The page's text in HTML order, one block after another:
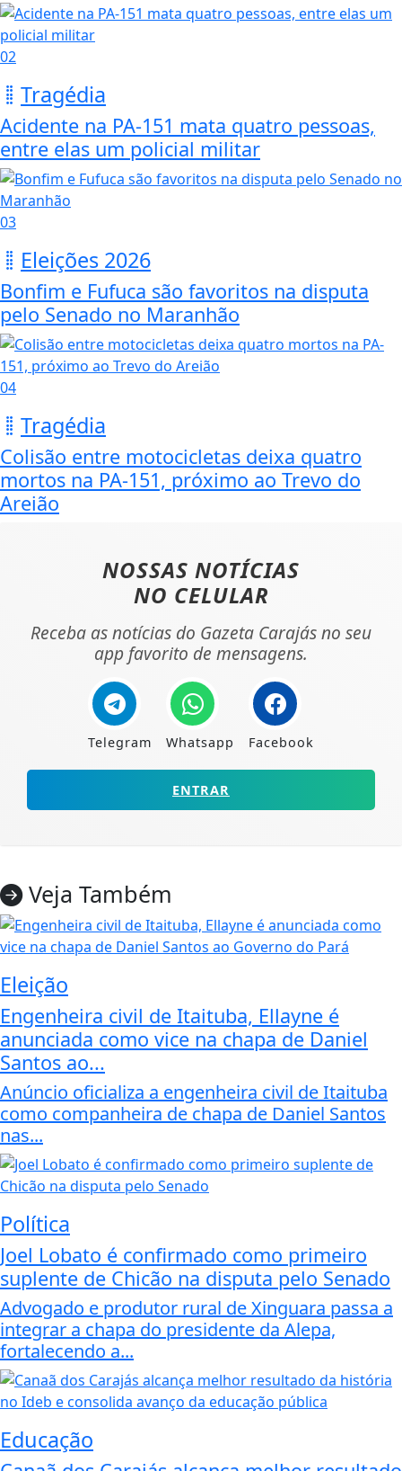
02
Tragédia
Acidente na PA-151 mata quatro pessoas,
entre elas um policial militar
03
Eleições 2026
Bonfim e Fufuca são favoritos na disputa
pelo Senado no Maranhão
04
Tragédia
Colisão entre motocicletas deixa quatro
mortos na PA-151, próximo ao Trevo do
Areião
NOSSAS NOTÍCIAS
NO CELULAR
Receba as notícias do Gazeta Carajás no seu
app favorito de mensagens.
Telegram Whatsapp Facebook
ENTRAR
Veja Também
Eleição
Engenheira civil de Itaituba, Ellayne é
anunciada como vice na chapa de Daniel
Santos ao...
Anúncio oficializa a engenheira civil de Itaituba
como companheira de chapa de Daniel Santos
nas...
Política
Joel Lobato é confirmado como primeiro
suplente de Chicão na disputa pelo Senado
Advogado e produtor rural de Xinguara passa a
integrar a chapa do presidente da Alepa,
fortalecendo a...
Educação